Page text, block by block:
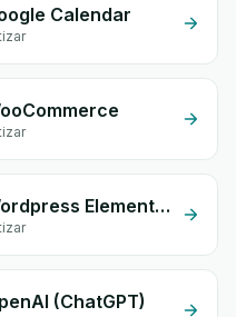
Calendar
Zrexpress + Wordpress Elementor
(ChatGPT)